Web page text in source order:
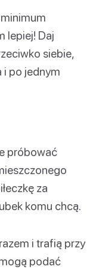
lepiej! Daj
siebie,
i po jednym
próbować
za
komu chcą.
i trafią przy
podać